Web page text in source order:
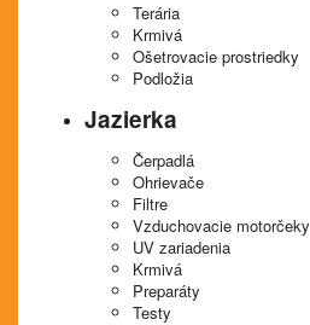
Terária
Krmivá
Ošetrovacie prostriedky
Podložia
Jazierka
Čerpadlá
Ohrievače
Filtre
Vzduchovacie motorčeky
UV zariadenia
Krmivá
Preparáty
Testy